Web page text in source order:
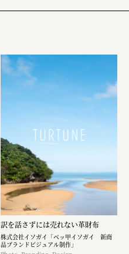
訳を話さずには売れない革財布
株式会社イソガイ「ベッ甲イソガイ 新商
品ブランドビジュアル制作」